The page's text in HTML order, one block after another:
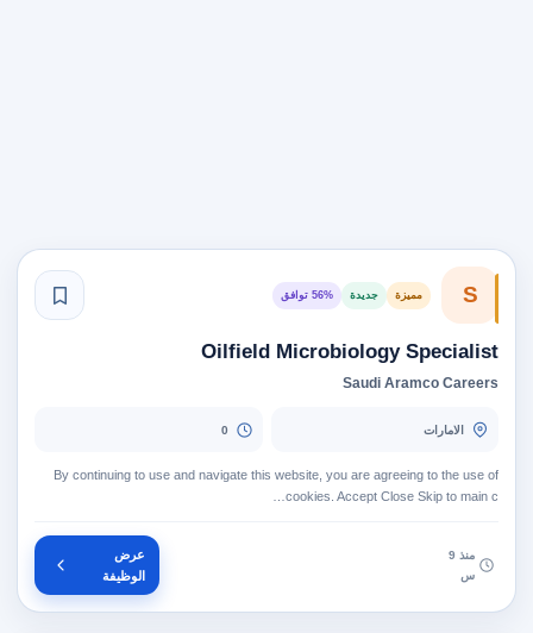
S مميزة جديدة 56% توافق
Oilfield Microbiology Specialist
Saudi Aramco Careers
الامارات 0
By continuing to use and navigate this website, you are agreeing to the use of
cookies. Accept Close Skip to main c…
منذ 9
س
عرض
الوظيفة